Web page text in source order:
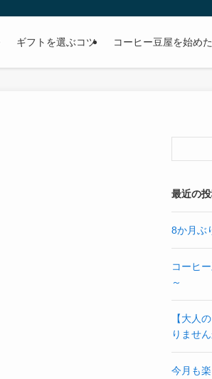
ギフトを選ぶコツ コーヒー豆屋を始め
最近の
8か月ぶ
コーヒ
～
【大人
りませ
今月も